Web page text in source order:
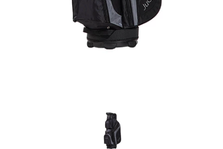
Rukavice
Bagy